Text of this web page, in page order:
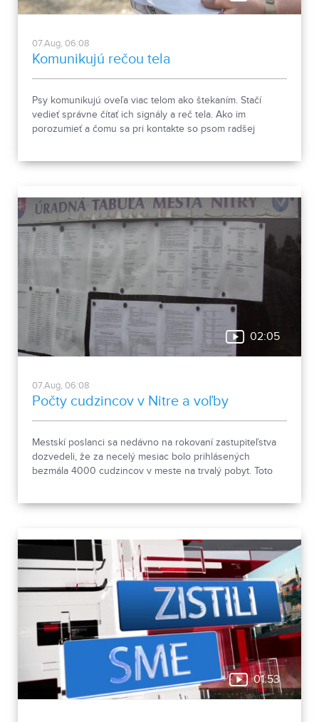
07.Aug, 06:08
Komunikujú rečou tela
Psy komunikujú oveľa viac telom ako štekaním. Stačí
vedieť správne čítať ich signály a reč tela. Ako im
porozumieť a čomu sa pri kontakte so psom radšej
02:05
07.Aug, 06:08
Počty cudzincov v Nitre a voľby
Mestskí poslanci sa nedávno na rokovaní zastupiteľstva
dozvedeli, že za necelý mesiac bolo prihlásených
bezmála 4000 cudzincov v meste na trvalý pobyt. Toto
01:53